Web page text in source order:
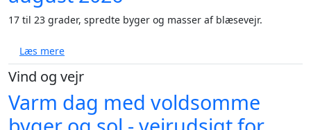
17 til 23 grader, spredte byger og masser af blæsevejr.
Læs mereom Blæst, byger og 17 til 23 grader - vejrudsigt for
Vind og vejr
Varm dag med voldsomme